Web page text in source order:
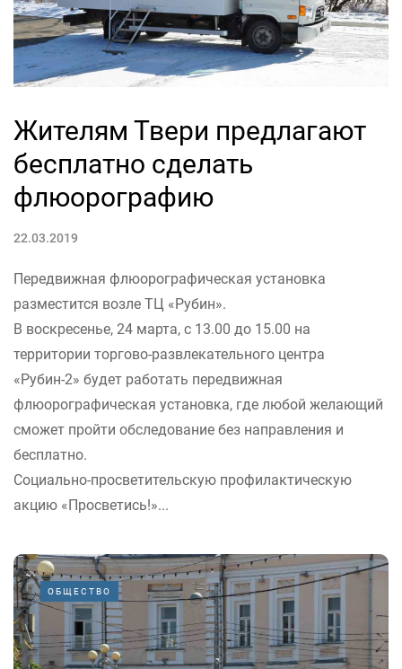
Жителям Твери предлагают
бесплатно сделать
флюорографию
22.03.2019
Передвижная флюорографическая установка
разместится возле ТЦ «Рубин».
В воскресенье, 24 марта, с 13.00 до 15.00 на
территории торгово-развлекательного центра
«Рубин-2» будет работать передвижная
флюорографическая установка, где любой желающий
сможет пройти обследование без направления и
бесплатно.
Социально-просветительскую профилактическую
акцию «Просветись!»...
ОБЩЕСТВО